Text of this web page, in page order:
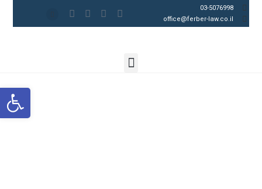
03-5076998
office@ferber-law.co.il
פתח סרגל נגישות